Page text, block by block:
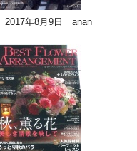
2017年8月9日 anan